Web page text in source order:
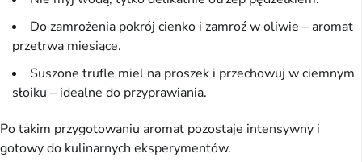
Do zamrożenia pokrój cienko i zamroź w oliwie – aromat
przetrwa miesiące.
Suszone trufle miel na proszek i przechowuj w ciemnym
słoiku – idealne do przyprawiania.
Po takim przygotowaniu aromat pozostaje intensywny i
gotowy do kulinarnych eksperymentów.